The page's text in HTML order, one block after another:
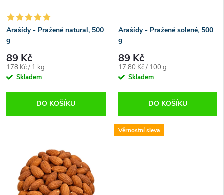
p
r
o
d
u
p
r
o
d
u
Arašídy - Pražené natural, 500
g
89 Kč
Měrná
cena:
178 Kč / 1 kg
Skladem
DO KOŠÍKU
Arašídy - Pražené solené, 500
g
89 Kč
Měrná
cena:
17,80 Kč / 100 g
Skladem
DO KOŠÍKU
Věrnostní sleva